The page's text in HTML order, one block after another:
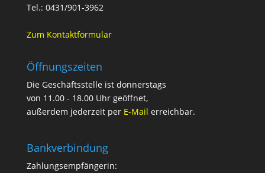
Tel.: 0431/901-3962
Zum Kontaktformular
Öffnungszeiten
Die Geschäftsstelle ist donnerstags
von 11.00 - 18.00 Uhr geöffnet,
außerdem jederzeit per E-Mail erreichbar.
Bankverbindung
Zahlungsempfängerin: